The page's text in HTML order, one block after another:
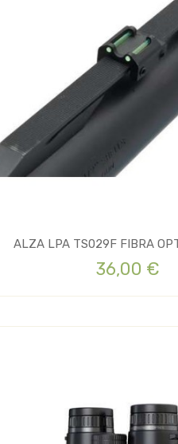
ALZA LPA TS029F FIBRA
36,00 €